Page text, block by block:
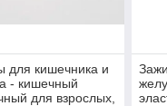
для кишечника и
- кишечный
для взрослых,